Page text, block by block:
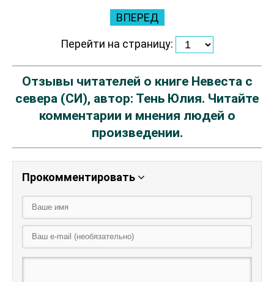
ВПЕРЕД
Перейти на страницу:
Отзывы читателей о книге Невеста с
севера (СИ), автор: Тень Юлия. Читайте
комментарии и мнения людей о
произведении.
Прокомментировать